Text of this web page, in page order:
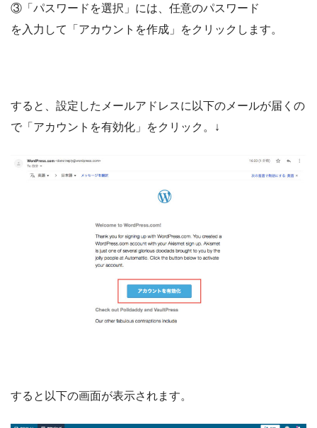
③「パスワードを選択」には、任意のパスワード
を入力して「アカウントを作成」をクリックします。
すると、設定したメールアドレスに以下のメールが届くの
で「アカウントを有効化」をクリック。↓
すると以下の画面が表示されます。